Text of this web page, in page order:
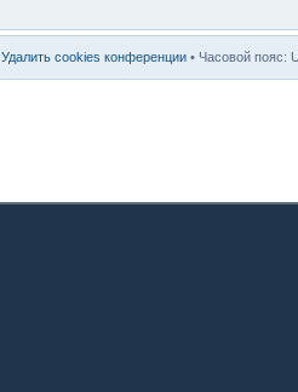
Удалить cookies конференции • Часовой пояс: